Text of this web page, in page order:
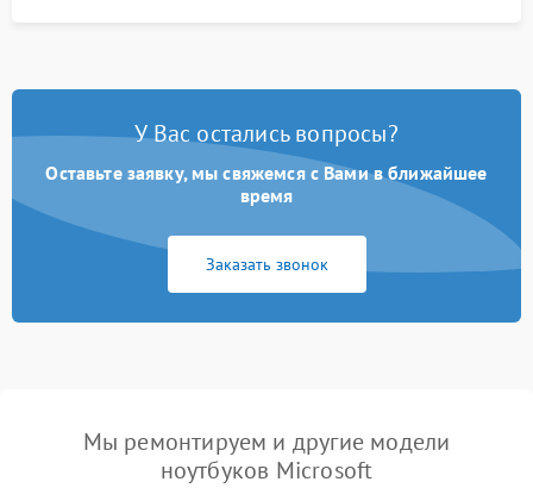
У Вас остались вопросы?
Оставьте заявку, мы свяжемся с Вами в ближайшее
время
Заказать звонок
Мы ремонтируем и другие модели
ноутбуков Microsoft